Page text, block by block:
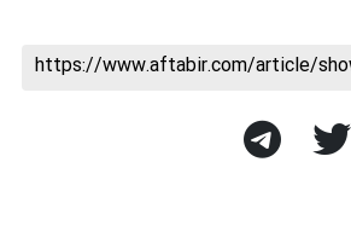
https://www.aftabir.com/article/